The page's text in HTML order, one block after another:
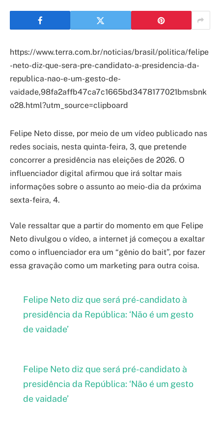
https://www.terra.com.br/noticias/brasil/politica/felipe
-neto-diz-que-sera-pre-candidato-a-presidencia-da-
republica-nao-e-um-gesto-de-
vaidade,98fa2affb47ca7c1665bd3478177021bmsbnk
o28.html?utm_source=clipboard
Felipe Neto disse, por meio de um vídeo publicado nas
redes sociais, nesta quinta-feira, 3, que pretende
concorrer a presidência nas eleições de 2026. O
influenciador digital afirmou que irá soltar mais
informações sobre o assunto ao meio-dia da próxima
sexta-feira, 4.
Vale ressaltar que a partir do momento em que Felipe
Neto divulgou o vídeo, a internet já começou a exaltar
como o influenciador era um “gênio do bait”, por fazer
essa gravação como um marketing para outra coisa.
Felipe Neto diz que será pré-candidato à
presidência da República: ‘Não é um gesto
de vaidade’
Felipe Neto diz que será pré-candidato à
presidência da República: ‘Não é um gesto
de vaidade’